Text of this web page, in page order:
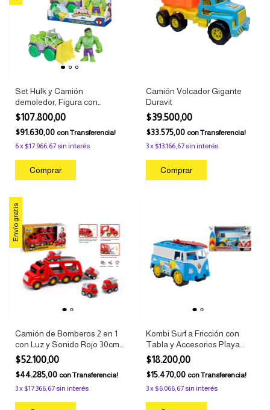
Set Hulk y Camión
demoledor, Figura con
vehículo y Accesorio,
Juguetes
$107.800,00
$91.630,00 conTransferencia!
6x $17.966,67sin interés
Camión Volcador Gigante
Duravit
$39.500,00
$33.575,00 conTransferencia!
3x $13.166,67sin interés
Envío gratis
Camión de Bomberos 2 en 1
con Luz y Sonido Rojo 30cm
Incluye Autitos Pixelbags
$52.100,00
$44.285,00 conTransferencia!
3x $17.366,67sin interés
Kombi Surf a Fricción con
Tabla y Accesorios Playa
Infantil
$18.200,00
$15.470,00 conTransferencia!
3x $6.066,67sin interés